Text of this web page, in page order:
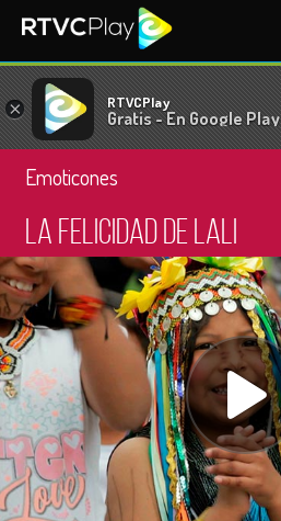
× RTVCPlay
Gratis - En Google Play
Emoticones
La felicidad de Lali